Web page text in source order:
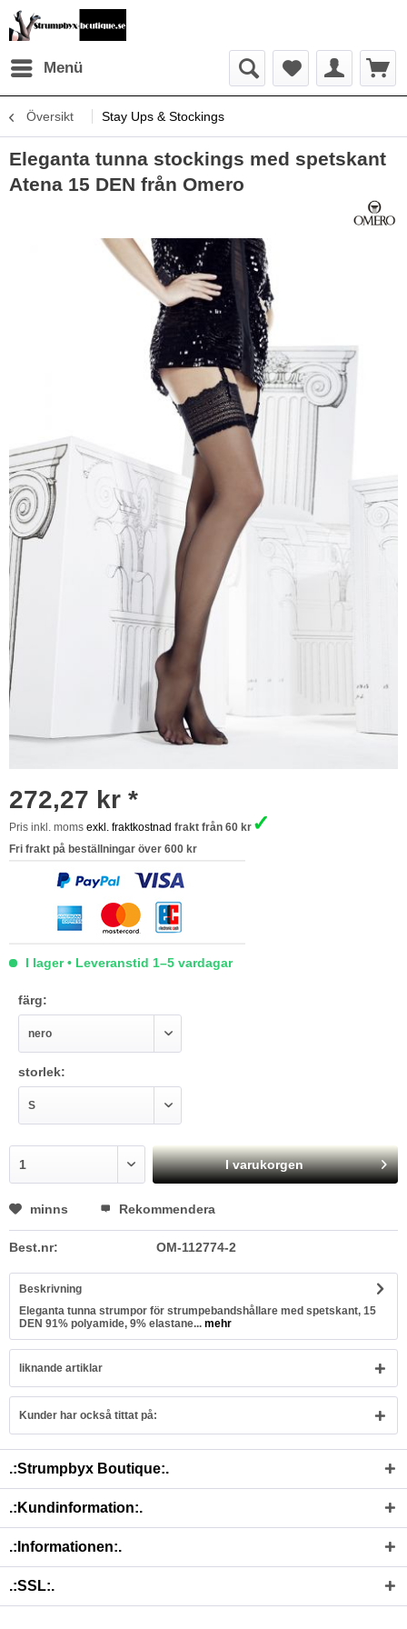
Menü
Översikt Stay Ups & Stockings
Eleganta tunna stockings med spetskant
Atena 15 DEN från Omero
272,27 kr *
Pris inkl. moms exkl. fraktkostnad frakt från 60 kr ✓
Fri frakt på beställningar över 600 kr
I lager • Leveranstid 1–5 vardagar
färg:
storlek:
I varukorgen
minns Rekommendera
Best.nr: OM-112774-2
Beskrivning
Eleganta tunna strumpor för strumpebandshållare med spetskant, 15
DEN 91% polyamide, 9% elastane... mehr
liknande artiklar
Kunder har också tittat på:
.:Strumpbyx Boutique:.
.:Kundinformation:.
.:Informationen:.
.:SSL:.